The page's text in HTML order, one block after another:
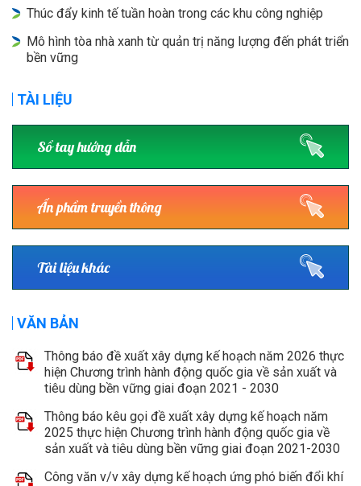
Thúc đẩy kinh tế tuần hoàn trong các khu công nghiệp
Mô hình tòa nhà xanh từ quản trị năng lượng đến phát triển
bền vững
TÀI LIỆU
Sổ tay hướng dẫn
Ấn phẩm truyền thông
Tài liệu khác
VĂN BẢN
Thông báo đề xuất xây dựng kế hoạch năm 2026 thực
hiện Chương trình hành động quốc gia về sản xuất và
tiêu dùng bền vững giai đoạn 2021 - 2030
Thông báo kêu gọi đề xuất xây dựng kế hoạch năm
2025 thực hiện Chương trình hành động quốc gia về
sản xuất và tiêu dùng bền vững giai đoạn 2021-2030
Công văn v/v xây dựng kế hoạch ứng phó biến đổi khí